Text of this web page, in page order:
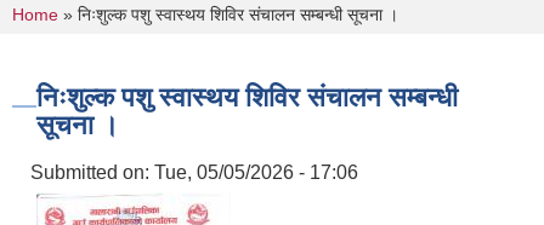
You are here
Home » निःशुल्क पशु स्वास्थय शिविर संचालन सम्बन्धी सूचना ।
निःशुल्क पशु स्वास्थय शिविर संचालन सम्बन्धी
सूचना ।
Submitted on: Tue, 05/05/2026 - 17:06